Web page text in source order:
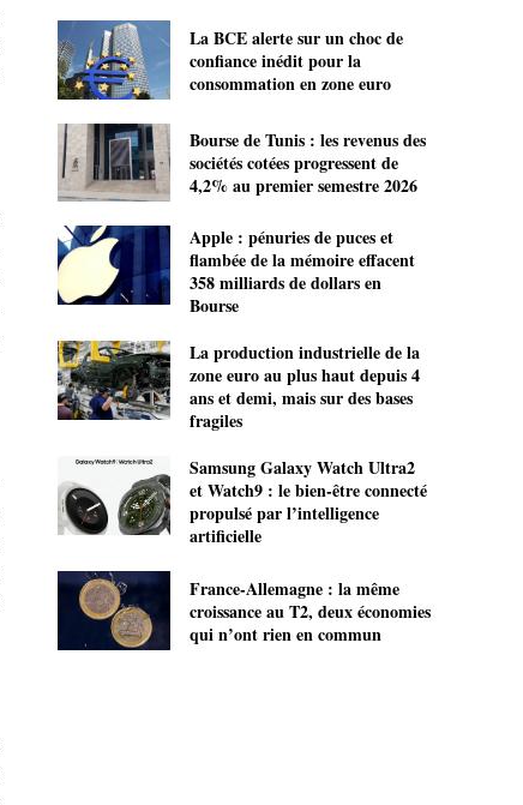
La BCE alerte sur un choc de
confiance inédit pour la
consommation en zone euro
Bourse de Tunis : les revenus des
sociétés cotées progressent de
4,2% au premier semestre 2026
Apple : pénuries de puces et
flambée de la mémoire effacent
358 milliards de dollars en
Bourse
La production industrielle de la
zone euro au plus haut depuis 4
ans et demi, mais sur des bases
fragiles
Samsung Galaxy Watch Ultra2
et Watch9 : le bien-être connecté
propulsé par l’intelligence
artificielle
France-Allemagne : la même
croissance au T2, deux économies
qui n’ont rien en commun